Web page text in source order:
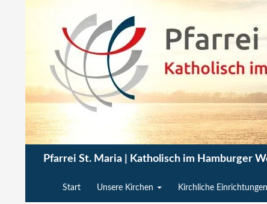
Pfarrei St. Maria | Katholisch im Hamburger
Start Unsere Kirchen Kirchliche Einrichtungen